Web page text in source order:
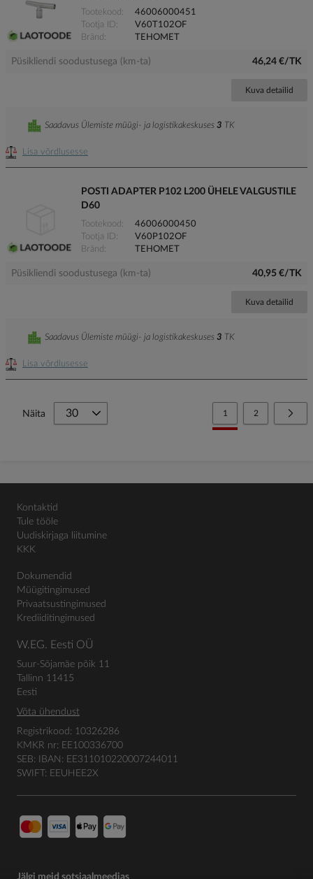
Tootekood
46006000451
Tootja ID
V60T102OF
Bränd
TEHOMET
Püsikliendi soodustusega (km-ta) 46,24 €/TK
Kuva detailid
Lisa võrdlusesse
Saadavus Ülemiste müügi- ja logistikakeskuses 3 TK
POSTI ADAPTER P102 L200 ÜHELE VALGUSTILE
D60
Tootekood
46006000450
Tootja ID
V60P102OF
Bränd
TEHOMET
Püsikliendi soodustusega (km-ta) 40,95 €/TK
Kuva detailid
Lisa võrdlusesse
Saadavus Ülemiste müügi- ja logistikakeskuses 3 TK
PageYou're currently reading
1 Page
2
Näita
Kontaktid
Tule tööle
Uudiskirjaga liitumine
KKK
Dokumendid
Müügitingimused
Privaatsustingimused
Krediiditingimused
W.EG. Eesti OÜ
Suur-Sõjamäe põik 11
Tallinn 11415
Eesti
Võta ühendust
Registrikood: 10326286
KMKR nr: EE100336700
SEB: IBAN: EE311010220007244011
SWIFT: EEUHEE2X